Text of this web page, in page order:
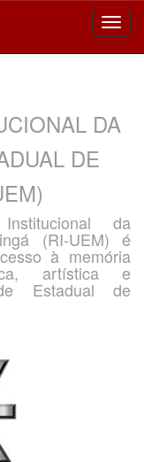
DA
DE
da
(RI-UEM) é
à memória
artística e
Estadual de